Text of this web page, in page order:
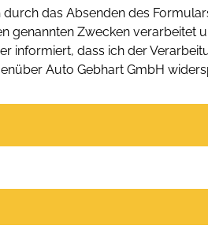
das Absenden des
genannten Zwecken verarbeitet
informiert, dass ich der
Auto Gebhart GmbH